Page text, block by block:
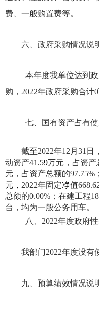
费、一般购置费等。
六、政府采购情况说
本年度我单位达到
购， 2022年政府采购合计
七、国有资产占有
截至2022年12月31日
动资产41.59万元，占资产
元，占资产总额的97.75%；
元， 2022年固定净值
总额的0.00%；在建工程
台，均为一般公务用车。
八、 2022年度政府
我部门2022年度没有
九、预算绩效情况说